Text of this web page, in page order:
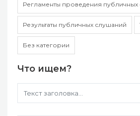
Регламенты проведения
Результаты публичных слушаний
Без категории
Что ищем?